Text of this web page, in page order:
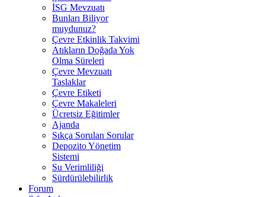
İSG Mevzuatı
Bunları Biliyor
muydunuz?
Çevre Etkinlik Takvimi
Atıkların Doğada Yok
Olma Süreleri
Çevre Mevzuatı
Taslaklar
Çevre Etiketi
Çevre Makaleleri
Ücretsiz Eğitimler
Ajanda
Sıkça Sorulan Sorular
Depozito Yönetim
Sistemi
Su Verimliliği
Sürdürülebilirlik
Forum